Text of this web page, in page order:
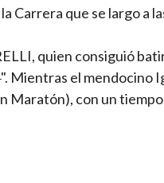
que se largo a
quien consiguió
Mientras el mendocino
Maratón), con un